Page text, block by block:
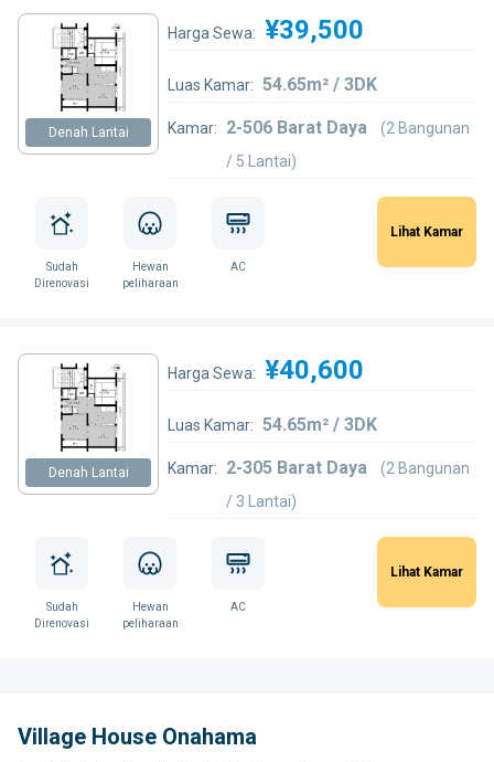
Denah Lantai
Harga Sewa: ¥39,500
Luas Kamar: 54.65m² / 3DK
Kamar: 2-506 Barat Daya
(2 Bangunan
/ 5 Lantai)
Sudah
Direnovasi
Hewan
peliharaan
AC
Lihat Kamar
Denah Lantai
Harga Sewa: ¥40,600
Luas Kamar: 54.65m² / 3DK
Kamar: 2-305 Barat Daya
(2 Bangunan
/ 3 Lantai)
Sudah
Direnovasi
Hewan
peliharaan
AC
Lihat Kamar
Village House Onahama